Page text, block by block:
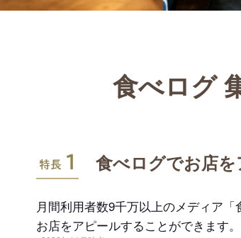
食べログ
特長1
食べログでお店
月間利用者数9千万以上のメディア「
お店をアピールすることができます。